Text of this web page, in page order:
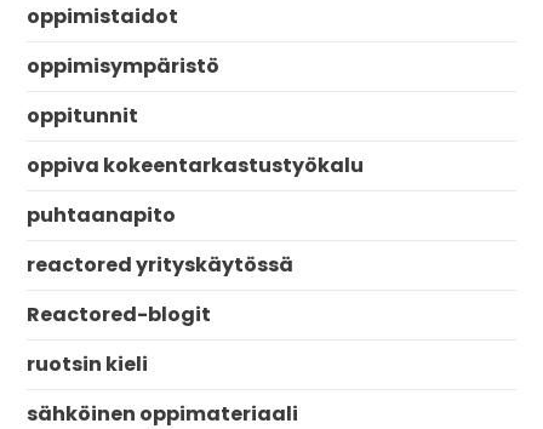
oppimistaidot
oppimisympäristö
oppitunnit
oppiva kokeentarkastustyökalu
puhtaanapito
reactored yrityskäytössä
Reactored-blogit
ruotsin kieli
sähköinen oppimateriaali